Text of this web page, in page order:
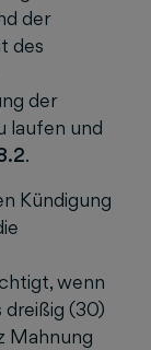
der
des
der
laufen und
.
Kündigung
wenn
dreißig (30)
Mahnung